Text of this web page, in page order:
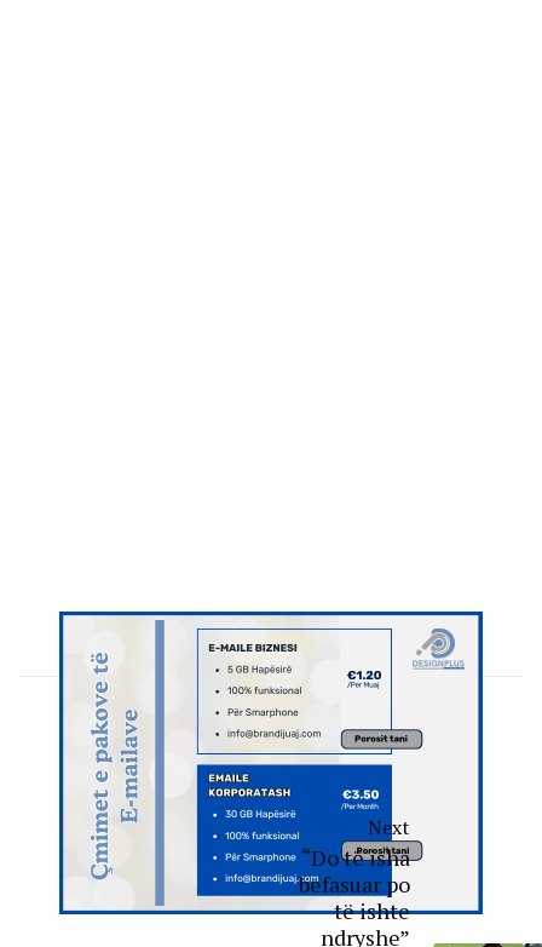
Next
“Do të isha
befasuar po
të ishte
ndryshe”